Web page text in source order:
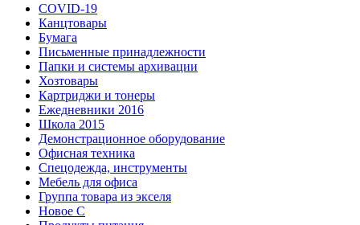
COVID-19
Канцтовары
Бумага
Письменные принадлежности
Папки и системы архивации
Хозтовары
Картриджи и тонеры
Ежедневники 2016
Школа 2015
Демонстрационное оборудование
Офисная техника
Спецодежда, инструменты
Мебель для офиса
Группа товара из экселя
Новое С